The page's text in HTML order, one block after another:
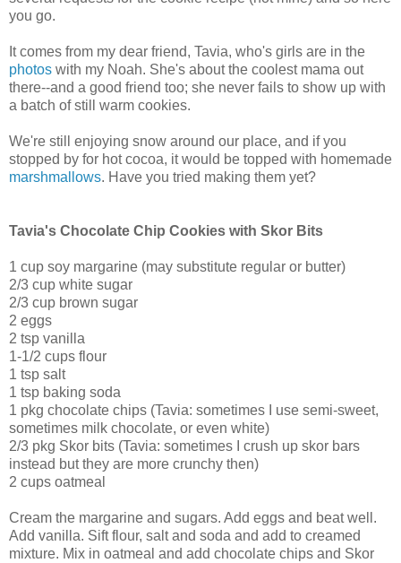
you go.
It comes from my dear friend, Tavia, who's girls are in the
photos with my Noah. She's about the coolest mama out
there--and a good friend too; she never fails to show up with
a batch of still warm cookies.
We're still enjoying snow around our place, and if you
stopped by for hot cocoa, it would be topped with homemade
marshmallows. Have you tried making them yet?
Tavia's Chocolate Chip Cookies with Skor Bits
1 cup soy margarine (may substitute regular or butter)
2/3 cup white sugar
2/3 cup brown sugar
2 eggs
2 tsp vanilla
1-1/2 cups flour
1 tsp salt
1 tsp baking soda
1 pkg chocolate chips (Tavia: sometimes I use semi-sweet,
sometimes milk chocolate, or even white)
2/3 pkg Skor bits (Tavia: sometimes I crush up skor bars
instead but they are more crunchy then)
2 cups oatmeal
Cream the margarine and sugars. Add eggs and beat well.
Add vanilla. Sift flour, salt and soda and add to creamed
mixture. Mix in oatmeal and add chocolate chips and Skor